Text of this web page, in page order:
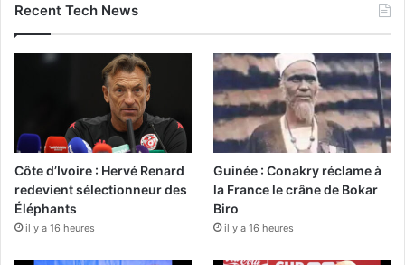
Recent Tech News
Côte d’Ivoire : Hervé Renard
redevient sélectionneur des
Éléphants
il y a 16 heures
Guinée : Conakry réclame à
la France le crâne de Bokar
Biro
il y a 16 heures